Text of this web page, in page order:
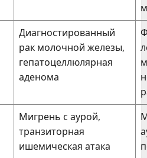
Диагностированный
рак молочной железы,
гепатоцеллюлярная
аденома
Мигрень с аурой,
транзиторная
ишемическая атака